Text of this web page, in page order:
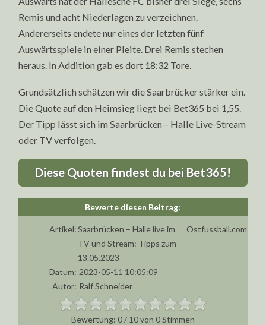
Remis und acht Niederlagen zu verzeichnen.
Andererseits endete nur eines der letzten fünf
Auswärtsspiele in einer Pleite. Drei Remis stechen
heraus. In Addition gab es dort 18:32 Tore.
Grundsätzlich schätzen wir die Saarbrücker stärker ein.
Die Quote auf den Heimsieg liegt bei Bet365 bei 1,55.
Der Tipp lässt sich im Saarbrücken – Halle Live-Stream
oder TV verfolgen.
Diese Quoten findest du bei Bet365!
Artikel:Saarbrücken – Halle live im
TV und Stream: Tipps zum
13.05.2023
Ostfussball.com
Datum: 2023-05-11 10:05:09
Autor: Ralf Schneider
0/ 10von 0Stimmen